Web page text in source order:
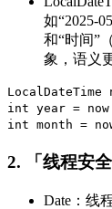
如“2025-
和“时间”
象，语义
LocalDateTime
int year =
int month =
2. 「线程安
Date：线